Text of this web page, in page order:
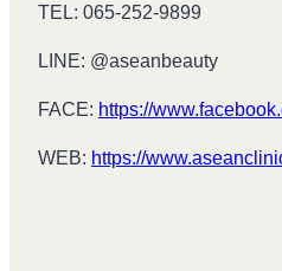
TEL: 065-252-9899
LINE: @aseanbeauty
FACE: https://
WEB: https://